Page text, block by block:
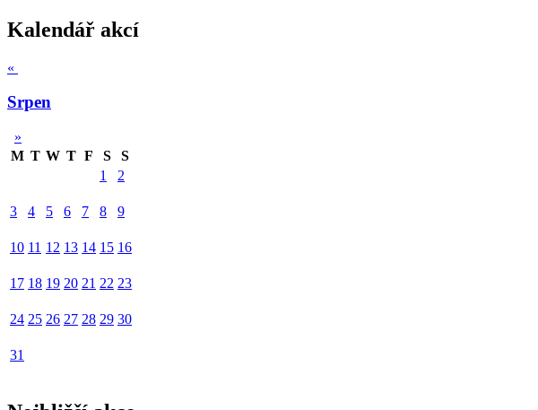
Kalendář akcí
«
Srpen
»
M T W T F S
S
1
2
3 4 5 6 7 8 9
10 11 12 13 14 15 16
17 18 19 20 21 22 23
24 25 26 27 28 29 30
31